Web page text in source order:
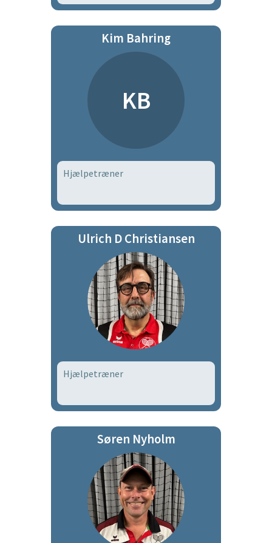
Kim Bahring
KB
Hjælpetræner
Ulrich D Christiansen
Hjælpetræner
Søren Nyholm